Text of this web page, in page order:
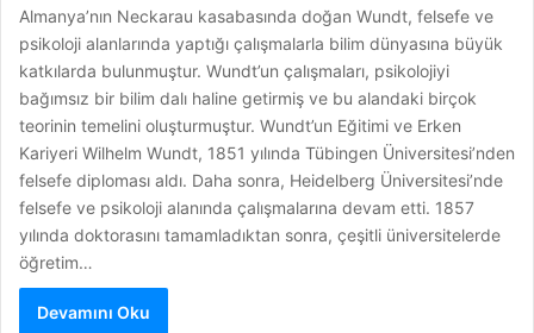
Almanya’nın Neckarau kasabasında doğan Wundt, felsefe ve
psikoloji alanlarında yaptığı çalışmalarla bilim dünyasına büyük
katkılarda bulunmuştur. Wundt’un çalışmaları, psikolojiyi
bağımsız bir bilim dalı haline getirmiş ve bu alandaki birçok
teorinin temelini oluşturmuştur. Wundt’un Eğitimi ve Erken
Kariyeri Wilhelm Wundt, 1851 yılında Tübingen Üniversitesi’nden
felsefe diploması aldı. Daha sonra, Heidelberg Üniversitesi’nde
felsefe ve psikoloji alanında çalışmalarına devam etti. 1857
yılında doktorasını tamamladıktan sonra, çeşitli üniversitelerde
öğretim…
Devamını Oku